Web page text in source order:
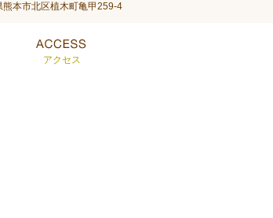
本市北区植木町亀甲259-4
アクセス